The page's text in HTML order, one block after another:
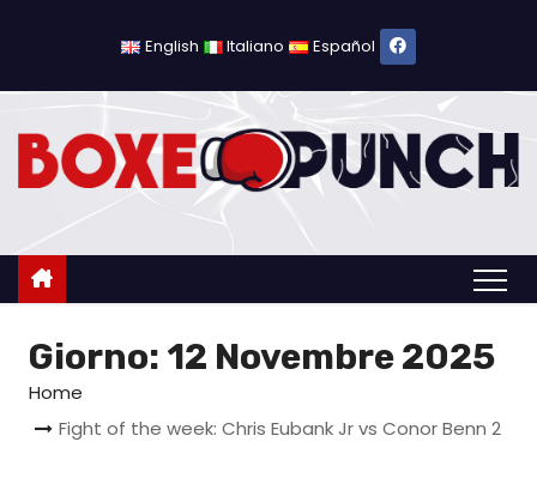
c
English Italiano Español
Giorno: 12 Novembre 2025
Home
Fight of the week: Chris Eubank Jr vs Conor Benn 2